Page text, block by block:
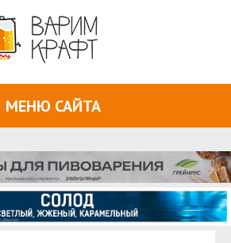
МЕНЮ САЙТА